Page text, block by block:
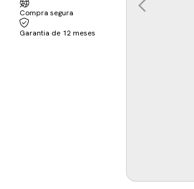
Compra segura
Garantia de 12 meses